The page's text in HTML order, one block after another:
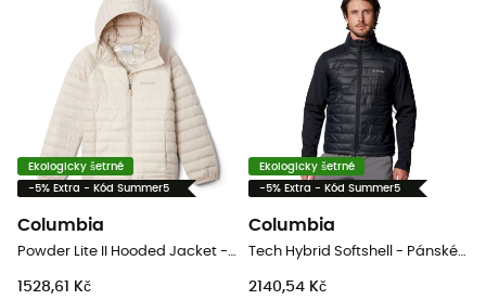
Ekologicky šetrné
-5% Extra - Kód Summer5
Columbia
Powder Lite II Hooded Jacket - Dětská péřova
1528,61 Kč
Ekologicky šetrné
-5% Extra - Kód Summer5
Columbia
Tech Hybrid Softshell - Pánské Hybridní bundy
2140,54 Kč